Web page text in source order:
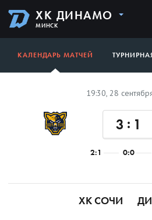
ХК ДИНАМО
МИНСК
КАЛЕНДАРЬ МАТЧЕЙ
19:30, 28
ХК СОЧИ
3 : 1
2:1 0:0